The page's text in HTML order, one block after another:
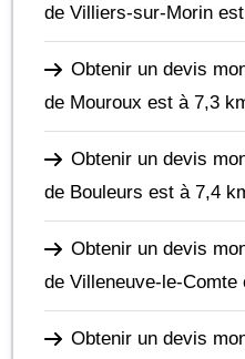
de Villiers-sur-Morin
Obtenir un devis
de Mouroux est à 7,3
Obtenir un devis
de Bouleurs est à 7,4
Obtenir un devis
de Villeneuve-le-Comte
Obtenir un devis